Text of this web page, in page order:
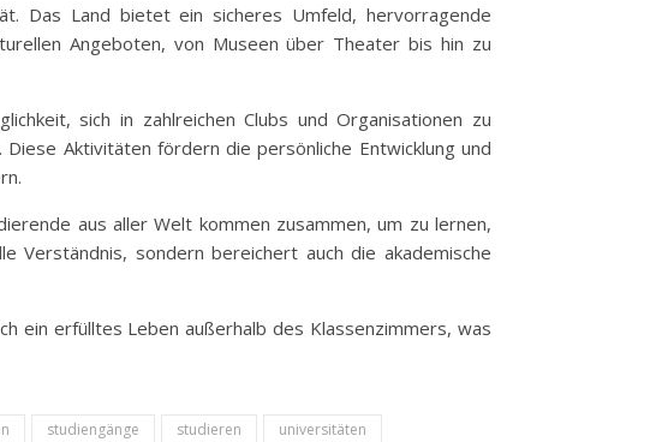
Das Land bietet ein sicheres Umfeld, hervorragende
Angeboten, von Museen über Theater bis hin zu
sich in zahlreichen Clubs und Organisationen zu
Aktivitäten fördern die persönliche Entwicklung und
aus aller Welt kommen zusammen, um zu lernen,
Verständnis, sondern bereichert auch die akademische
ein erfülltes Leben außerhalb des Klassenzimmers, was
studiengänge studieren universitäten